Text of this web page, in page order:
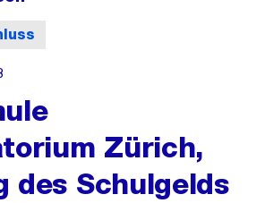
Zürich,
des Schulgelds